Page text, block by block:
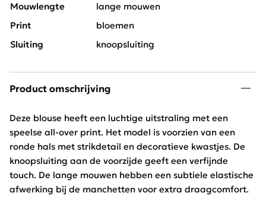
Mouwlengte
lange mouwen
Print
bloemen
Sluiting
knoopsluiting
Product omschrijving
Deze blouse heeft een luchtige uitstraling met een
speelse all-over print. Het model is voorzien van een
ronde hals met strikdetail en decoratieve kwastjes. De
knoopsluiting aan de voorzijde geeft een verfijnde
touch. De lange mouwen hebben een subtiele elastische
afwerking bij de manchetten voor extra draagcomfort.